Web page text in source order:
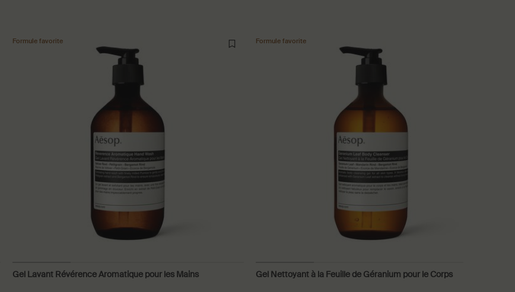
Formule favorite
Gel Lavant Révérence Aromatique pour les Mains
Formule favorite
Gel Nettoyant à la Feuille de Géranium pour le Corps